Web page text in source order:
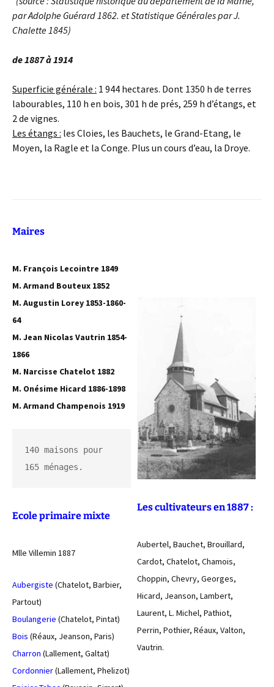
par Adolphe Guérard 1862. et Statistique Générales par J.
Chalette 1845)
de 1887 à 1914
Superficie générale : 1 944 hectares. Dont 1350 h de terres
labourables, 110 h en bois, 301 h de prés, 259 h d’étangs, et
2 de vignes.
Les étangs : les Cloies, les Bauchets, le Grand-Etang, le
Moyen, la Ragle et la Conge. Plus un cours d’eau, la Droye.
Maires
M. François Lecointre 1849
M. Armand Bouteux 1852
M. Augustin Lorey 1853-1860-
64
M. Jean Nicolas Vautrin 1854-
1866
M. Narcisse Chatelot 1882
M. Onésime Hicard 1886-1898
M. Armand Champenois 1919
140 maisons pour
165 ménages.
Ecole primaire mixte
Mlle Villemin 1887
Aubergiste (Chatelot, Barbier,
Partout)
Boulangerie (Chatelot, Pintat)
Bois (Réaux, Jeanson, Paris)
Charron (Lallement, Galtat)
Cordonnier(Lallement, Phelizot)
Les cultivateurs en 1887 :
Aubertel, Bauchet, Brouillard,
Cardot, Chatelot, Chamois,
Choppin, Chevry, Georges,
Hicard, Jeanson, Lambert,
Laurent, L. Michel, Pathiot,
Perrin, Pothier, Réaux, Valton,
Vautrin.